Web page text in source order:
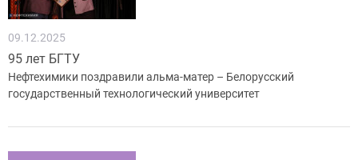
09.12.2025
95 лет БГТУ
Нефтехимики поздравили альма-матер – Белорусский
государственный технологический университет